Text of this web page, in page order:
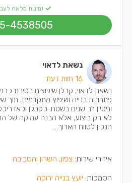
זמינות מלאה
4538505
נשאת לדאוי
16 חוות דעת
נשאת לדאוי, קבלן שיפוצים בטירת
פתרונות בנייה ושיפוץ מתקדמים, תוך
וניסיון רב שנים בשטח. כקבלן
לא רק ביצוע, אלא הבנה עמוקה של
הנכון לטווח הארוך...
איזורי שירות: צפון, השרון והסביבה
הסמכות: יועץ בנייה ירוקה